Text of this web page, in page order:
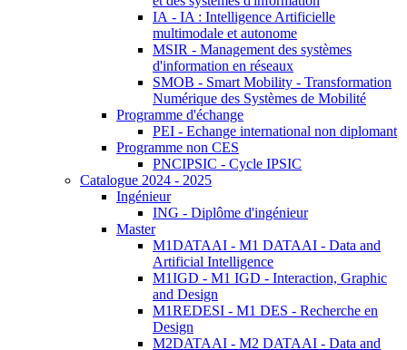
IA - IA : Intelligence Artificielle
multimodale et autonome
MSIR - Management des systèmes
d'information en réseaux
SMOB - Smart Mobility - Transformation
Numérique des Systèmes de Mobilité
Programme d'échange
PEI - Echange international non diplomant
Programme non CES
PNCIPSIC - Cycle IPSIC
Catalogue 2024 - 2025
Ingénieur
ING - Diplôme d'ingénieur
Master
M1DATAAI - M1 DATAAI - Data and
Artificial Intelligence
M1IGD - M1 IGD - Interaction, Graphic
and Design
M1REDESI - M1 DES - Recherche en
Design
M2DATAAI - M2 DATAAI - Data and